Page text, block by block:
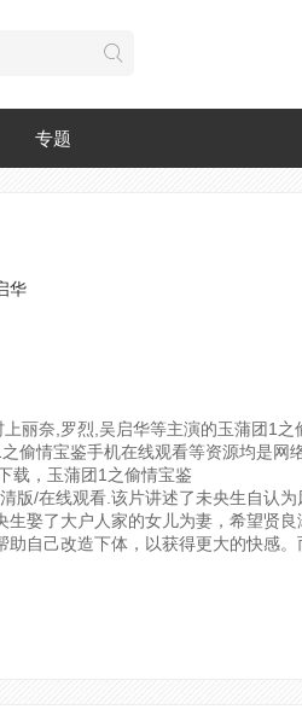
专题
华
丽奈,罗烈,吴启华等主演的玉蒲团1之
偷情宝鉴手机在线观看等资源均是网
载，玉蒲团1之偷情宝鉴
版/在线观看. 该片讲述了未央生自认为
娶了大户人家的女儿为妻，希望贤良
自己改造下体，以获得更大的快感。